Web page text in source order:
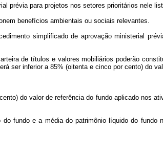
prévia para projetos nos setores prioritários nele
benefícios ambientais ou sociais relevantes.
simplificado de aprovação ministerial
de títulos e valores mobiliários poderão
ser inferior a 85% (oitenta e cinco por cento) do
do valor de referência do fundo aplicado nos
fundo e a média do patrimônio líquido do fundo